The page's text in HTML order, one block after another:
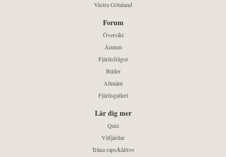
Västra Götaland
Forum
Översikt
Ämnen
Fjärilsfrågor
Bilder
Allmänt
Fjärilsgalleri
Lär dig mer
Quiz
Vitfjärilar
Träna raps/kål/rov